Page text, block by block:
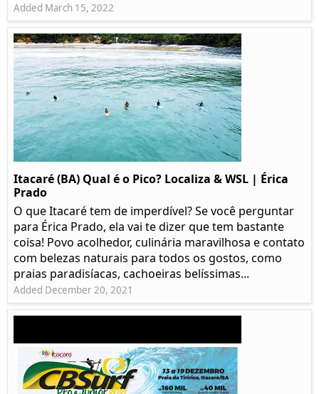
Added March 15, 2022
Itacaré (BA) Qual é o Pico? Localiza & WSL | Érica
Prado​
O que Itacaré tem de imperdível? Se você perguntar
para Érica Prado, ela vai te dizer que tem bastante
coisa!​ Povo acolhedor, culinária maravilhosa e contato
com belezas naturais para todos os gostos, como
praias paradisíacas, cachoeiras belíssimas...
Added December 20, 2021